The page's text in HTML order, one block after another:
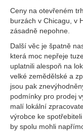
Ceny na otevřeném
burzách v Chicagu, v
zásadně nepohne.
Další věc je špatně
která moc nepřeje
uplatnili alespoň na
velké zemědělské a
jsou pak
podmínky pro prodej
malí lokální
výrobce ke
by spolu mohli